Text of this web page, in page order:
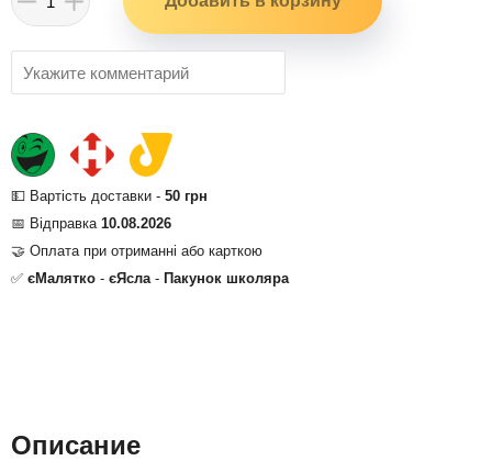
💵 Вартість доставки - 50 грн
📅 Відправка 10.08.2026
🤝 Оплата при отриманні або карткою
✅ єМалятко - єЯсла- Пакунок школяра
Описание